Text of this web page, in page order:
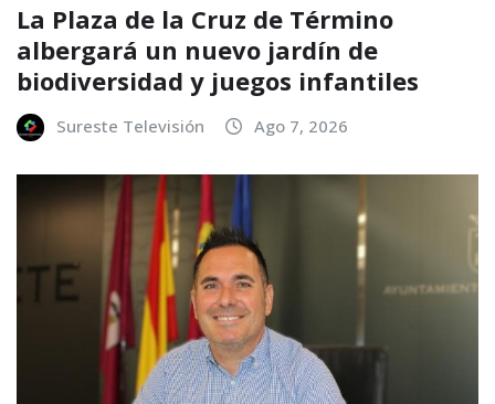
La Plaza de la Cruz de Término
albergará un nuevo jardín de
biodiversidad y juegos infantiles
Sureste Televisión Ago 7, 2026